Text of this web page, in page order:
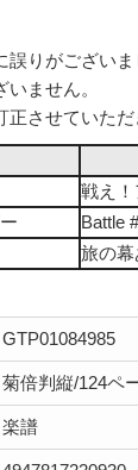
誤りがござい
ません。
させていただ
戦え
Battle
旅の幕
GTP01084985
菊倍判縦/124ペ
楽譜